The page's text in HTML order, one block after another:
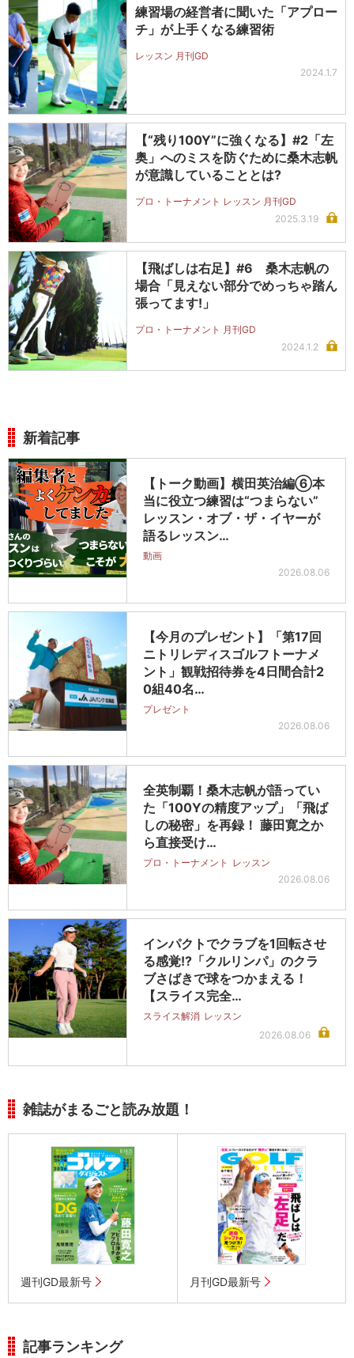
練習場の経営者に聞いた「アプロー
チ」が上手くなる練習術
レッスン 月刊GD
2024.1.7
【“残り100Y”に強くなる】#2「左
奥」へのミスを防ぐために桑木志帆
が意識していることとは?
プロ・トーナメント レッスン 月刊GD
2025.3.19
【飛ばしは右足】#6 桑木志帆の
場合「見えない部分でめっちゃ踏ん
張ってます!」
プロ・トーナメント 月刊GD
2024.1.2
新着記事
【トーク動画】横田英治編⑥本
当に役立つ練習は“つまらない”
レッスン・オブ・ザ・イヤーが
語るレッスン…
動画
2026.08.06
【今月のプレゼント】「第17回
ニトリレディスゴルフトーナメ
ント」観戦招待券を4日間合計2
0組40名…
プレゼント
2026.08.06
全英制覇！桑木志帆が語ってい
た「100Yの精度アップ」「飛ば
しの秘密」を再録！ 藤田寛之か
ら直接受け…
プロ・トーナメント レッスン
2026.08.06
インパクトでクラブを1回転させ
る感覚!?「クルリンパ」のクラ
ブさばきで球をつかまえる！
【スライス完全…
スライス解消 レッスン
2026.08.06
雑誌がまるごと読み放題！
週刊GD最新号 月刊GD最新号
記事ランキング